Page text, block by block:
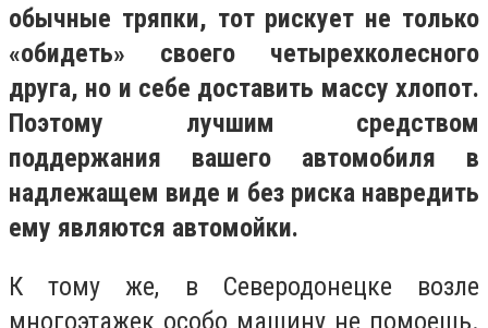
обычные тряпки, тот рискует не только
«обидеть» своего четырехколесного
друга, но и себе доставить массу хлопот.
Поэтому лучшим средством
поддержания вашего автомобиля в
надлежащем виде и без риска навредить
ему являются автомойки.
К тому же, в Северодонецке возле
многоэтажек особо машину не помоешь.